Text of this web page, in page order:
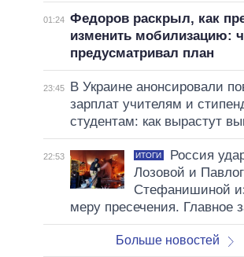
01:24 Федоров раскрыл, как
изменить мобилизацию:
предусматривал план
23:45
В Украине анонсировали
зарплат учителям и
студентам: как вырастут
22:53 ИТОГИ
Россия
Лозовой и
Стефанишиной
меру пресечения. Главное
Больше новостей